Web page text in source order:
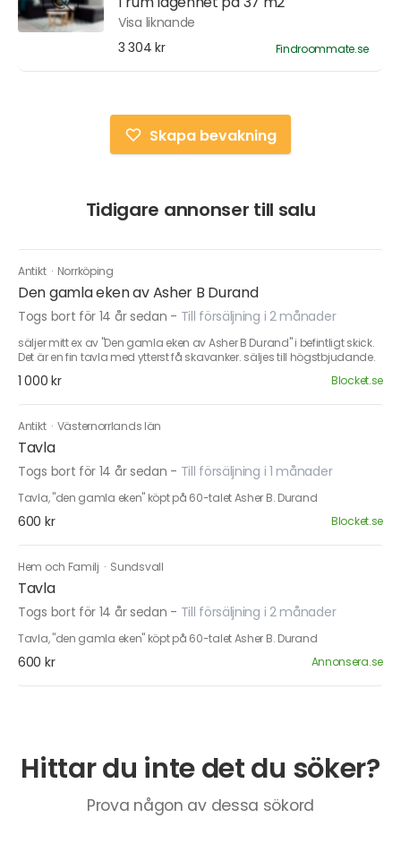
Visa liknande
3 304 kr
Findroommate.se
Skapa bevakning
Tidigare annonser till salu
Antikt · Norrköping
Den gamla eken av Asher B Durand
Togs bort för 14 år sedan - Till försäljning i 2 månader
säljer mitt ex av "Den gamla eken av Asher B Durand" i befintligt skick.
Det är en fin tavla med ytterst få skavanker. säljes till högstbjudande.
1 000 kr Blocket.se
Antikt · Västernorrlands län
Tavla
Togs bort för 14 år sedan - Till försäljning i 1 månader
Tavla, "den gamla eken" köpt på 60-talet Asher B. Durand
600 kr Blocket.se
Hem och Familj · Sundsvall
Tavla
Togs bort för 14 år sedan - Till försäljning i 2 månader
Tavla, "den gamla eken" köpt på 60-talet Asher B. Durand
600 kr Annonsera.se
Hittar du inte det du söker?
Prova någon av dessa sökord